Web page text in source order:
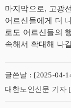
마지막으로, 고광
어르신들에게 더
로도 어르신들의
속해서 확대해 나
글쓴날 : [2025-04-
대한노인신문 기자